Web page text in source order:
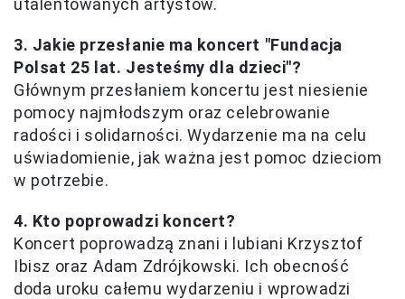
utalentowanych artystów.
3. Jakie przesłanie ma koncert "Fundacja
Polsat 25 lat. Jesteśmy dla dzieci"?
Głównym przesłaniem koncertu jest niesienie
pomocy najmłodszym oraz celebrowanie
radości i solidarności. Wydarzenie ma na celu
uświadomienie, jak ważna jest pomoc dzieciom
w potrzebie.
4. Kto poprowadzi koncert?
Koncert poprowadzą znani i lubiani Krzysztof
Ibisz oraz Adam Zdrójkowski. Ich obecność
doda uroku całemu wydarzeniu i wprowadzi